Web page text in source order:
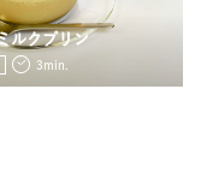
ルクプリン
3min.